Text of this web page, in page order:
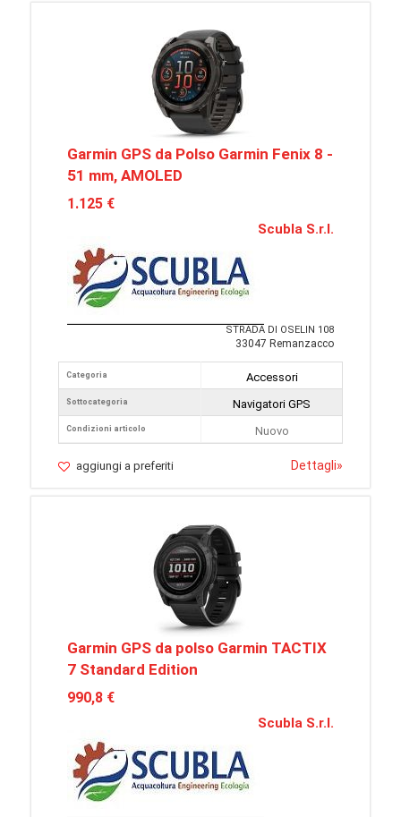
Garmin GPS da Polso Garmin Fenix 8 -
51 mm, AMOLED
1.125 €
Scubla S.r.l.
STRADA DI OSELIN 108
33047 Remanzacco
Categoria
Sottocategoria
Condizioni articolo
Accessori
Navigatori GPS
Nuovo
aggiungi a preferiti Dettagli»
Garmin GPS da polso Garmin TACTIX
7 Standard Edition
990,8 €
Scubla S.r.l.